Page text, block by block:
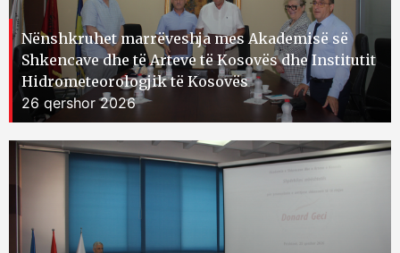
Nënshkruhet marrëveshja mes Akademisë së
Shkencave dhe të Arteve të Kosovës dhe Institutit
Hidrometeorologjik të Kosovës
26 qershor 2026